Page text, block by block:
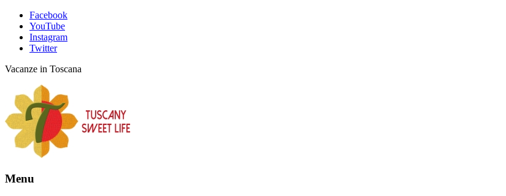
Facebook
YouTube
Instagram
Twitter
Vacanze in Toscana
Menu